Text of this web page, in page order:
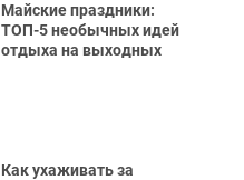
Майские праздники:
ТОП-5 необычных идей
отдыха на выходных
Как ухаживать за